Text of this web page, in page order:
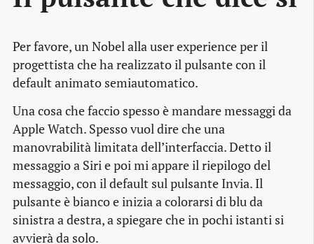
Per favore, un Nobel alla user experience per il
progettista che ha realizzato il pulsante con il
default animato semiautomatico.
Una cosa che faccio spesso è mandare messaggi da
Apple Watch. Spesso vuol dire che una
manovrabilità limitata dell’interfaccia. Detto il
messaggio a Siri e poi mi appare il riepilogo del
messaggio, con il default sul pulsante Invia. Il
pulsante è bianco e inizia a colorarsi di blu da
sinistra a destra, a spiegare che in pochi istanti si
avvierà da solo.